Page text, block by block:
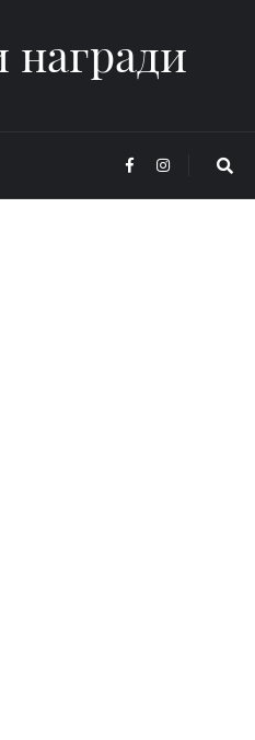
награди